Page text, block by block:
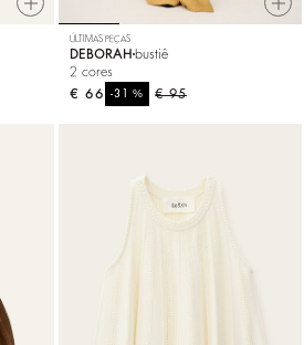
ÚLTIMAS PEÇAS
DEBORAH bustiê
2 cores
€ 95
-31%
€ 66